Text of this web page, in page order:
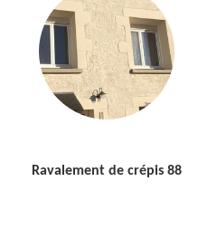
Ravalement de crépis 88